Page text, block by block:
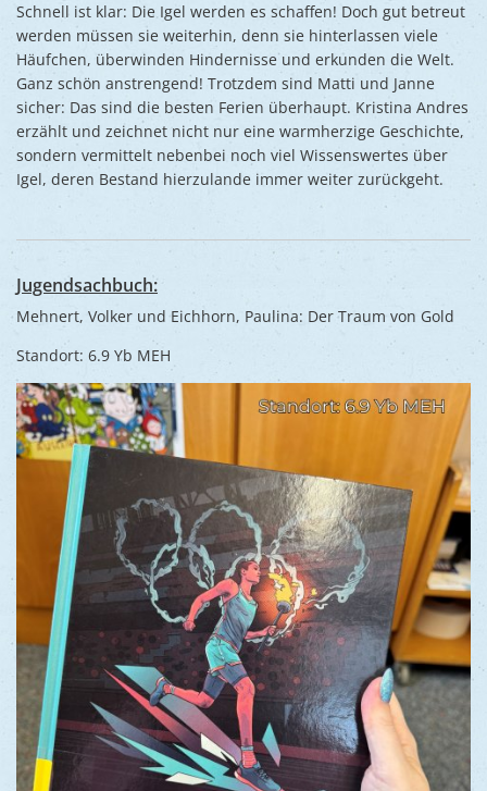
Schnell ist klar: Die Igel werden es schaffen! Doch gut betreut
werden müssen sie weiterhin, denn sie hinterlassen viele
Häufchen, überwinden Hindernisse und erkunden die Welt.
Ganz schön anstrengend! Trotzdem sind Matti und Janne
sicher: Das sind die besten Ferien überhaupt. Kristina Andres
erzählt und zeichnet nicht nur eine warmherzige Geschichte,
sondern vermittelt nebenbei noch viel Wissenswertes über
Igel, deren Bestand hierzulande immer weiter zurückgeht.
Jugendsachbuch:
Mehnert, Volker und Eichhorn, Paulina: Der Traum von Gold
Standort: 6.9 Yb MEH